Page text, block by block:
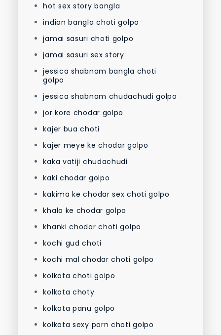
hot sex story bangla
indian bangla choti golpo
jamai sasuri choti golpo
jamai sasuri sex story
jessica shabnam bangla choti
golpo
jessica shabnam chudachudi golpo
jor kore chodar golpo
kajer bua choti
kajer meye ke chodar golpo
kaka vatiji chudachudi
kaki chodar golpo
kakima ke chodar sex choti golpo
khala ke chodar golpo
khanki chodar choti golpo
kochi gud choti
kochi mal chodar choti golpo
kolkata choti golpo
kolkata choty
kolkata panu golpo
kolkata sexy porn choti golpo